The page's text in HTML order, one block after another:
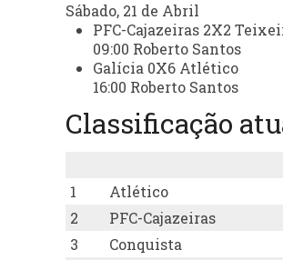
Sábado, 21 de Abril
PFC-Cajazeiras 2X2
09:00 Roberto Santos
Galícia 0X6 Atlético
16:00 Roberto Santos
Classificação
1
Atlético
2
PFC-Cajazeiras
3
Conquista